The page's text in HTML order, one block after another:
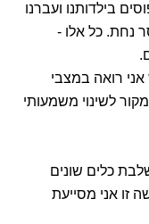
בילדותנו ועברנו
נחת. כל אלו -
רואה במצבי
לשינוי משמעותי
כלים שונים
זו אני מסייעת